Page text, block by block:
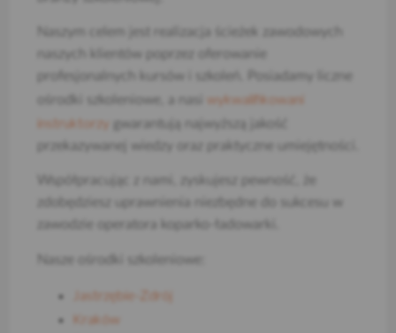
Naszym celem jest realizacja ścieżek zawodowych
naszych klientów poprzez oferowanie
profesjonalnych kursów i szkoleń. Posiadamy liczne
ośrodki szkoleniowe, a nasi
wykwalifikowani
instruktorzy
gwarantują najwyższą jakość
przekazywanej wiedzy oraz praktyczne umiejętności.
Współpracując z nami, zyskujesz pewność, że
zdobędziesz uprawnienia niezbędne do sukcesu w
zawodzie operatora koparko-ładowarki.
Nasze ośrodki szkoleniowe:
Jastrzębie-Zdrój
Kraków